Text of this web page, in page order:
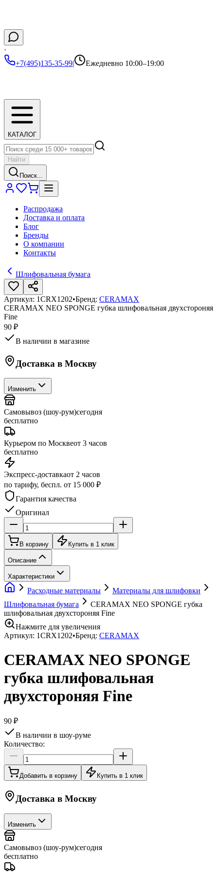
·
+7(495)135-35-99| Ежедневно 10:00–19:00
КАТАЛОГ
Найти
Поиск...
Распродажа
Доставка и оплата
Блог
Бренды
О компании
Контакты
Шлифовальная бумага
Артикул: 1CRX1202•Бренд: CERAMAX
CERAMAX NEO SPONGE губка шлифовальная двухстороняя
Fine
90 ₽
В наличии в магазине
Доставка в Москву
Изменить
Самовывоз (шоу-рум)сегодня
бесплатно
Курьером по Москвеот 3 часов
бесплатно
Экспресс-доставкаот 2 часов
по тарифу, беспл. от 15 000 ₽
Гарантия качества
Оригинал
В корзину Купить в 1 клик
Описание
Характеристики
Расходные материалы
Материалы для шлифовки
Шлифовальная бумага
CERAMAX NEO SPONGE губка
шлифовальная двухстороняя Fine
Нажмите для увеличения
Артикул: 1CRX1202•Бренд: CERAMAX
CERAMAX NEO SPONGE
губка шлифовальная
двухстороняя Fine
90 ₽
В наличии в шоу-руме
Количество:
Добавить в корзину Купить в 1 клик
Доставка в Москву
Изменить
Самовывоз (шоу-рум)сегодня
бесплатно